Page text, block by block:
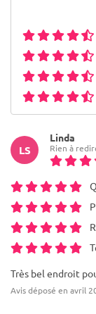
LS
Linda
Rien à
Très bel endroit
Avis déposé en avril